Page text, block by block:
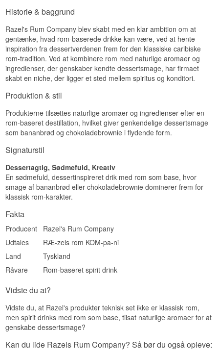
Eftersmag
Kort og sødmefuld med vedvarende banan.
Specifikationer
Navn: Razels Rum Company Banana Bread
ABV: 38,1%
Størrelse: 50 CL
Serveringsforslag: På isterninger eller til dessert
Dessertagtig
Vidste du at?
Se hele vores udvalg af
Historie & baggrund
Razel's Rum Company blev skabt med en klar ambition om at
gentænke, hvad rom-baserede drikke kan være, ved at hente
inspiration fra dessertverdenen frem for den klassiske caribiske
rom-tradition. Ved at kombinere rom med naturlige aromaer og
ingredienser, der genskaber kendte dessertsmage, har firmaet
skabt en niche, der ligger et sted mellem spiritus og konditori.
Produktion & stil
Produkterne tilsættes naturlige aromaer og ingredienser efter en
rom-baseret destillation, hvilket giver genkendelige dessertsmage
som bananbrød og chokoladebrownie i flydende form.
Signaturstil
Dessertagtig, Sødmefuld, Kreativ
En sødmefuld, dessertinspireret drik med rom som base, hvor
smage af bananbrød eller chokoladebrownie dominerer frem for
klassisk rom-karakter.
Fakta
Producent
Razel's Rum Company
Udtales
RÆ-zels rom KOM-pa-ni
Land
Tyskland
Råvare
Rom-baseret spirit drink
Vidste du at?
Vidste du, at Razel's produkter teknisk set ikke er klassisk rom,
men spirit drinks med rom som base, tilsat naturlige aromaer for at
genskabe dessertsmage?
Kan du lide Razels Rum Company? Så bør du også opleve: